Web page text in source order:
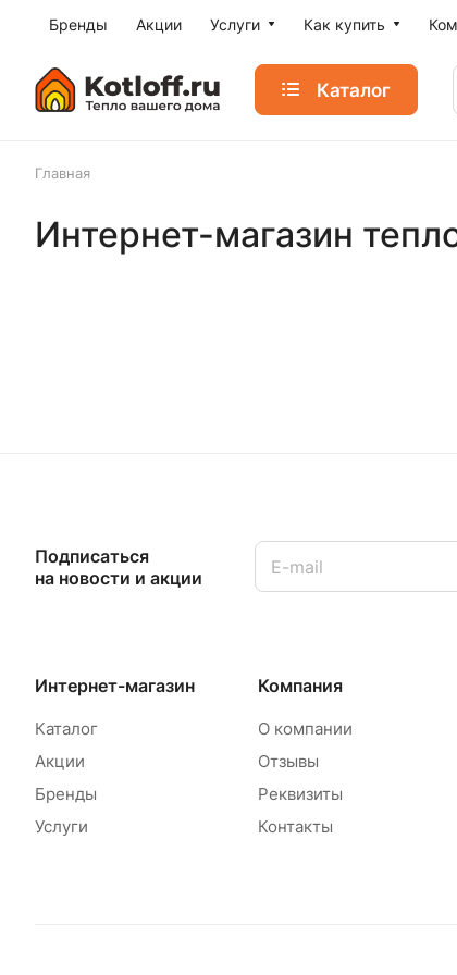
Бренды Акции Услуги Как купить
Каталог
Главная
Интернет-магазин
Подписаться
на новости и акции
Интернет-магазин
Каталог
Акции
Бренды
Услуги
Компания
О компании
Отзывы
Реквизиты
Контакты